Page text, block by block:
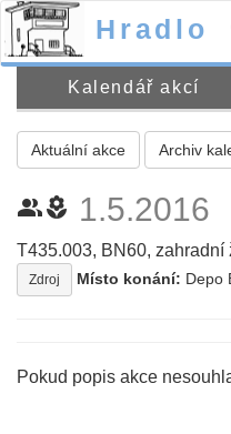
Hradlo
Kalendář akcí
Aktuální akce Archiv
people_altlocal_florist 1.5.2016
T435.003, BN60,
Zdroj Místo konání: Depo
Pokud popis akce